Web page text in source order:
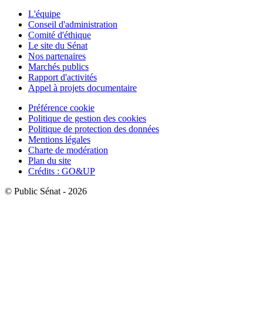
L'équipe
Conseil d'administration
Comité d'éthique
Le site du Sénat
Nos partenaires
Marchés publics
Rapport d'activités
Appel à projets documentaire
Préférence cookie
Politique de gestion des cookies
Politique de protection des données
Mentions légales
Charte de modération
Plan du site
Crédits : GO&UP
© Public Sénat - 2026